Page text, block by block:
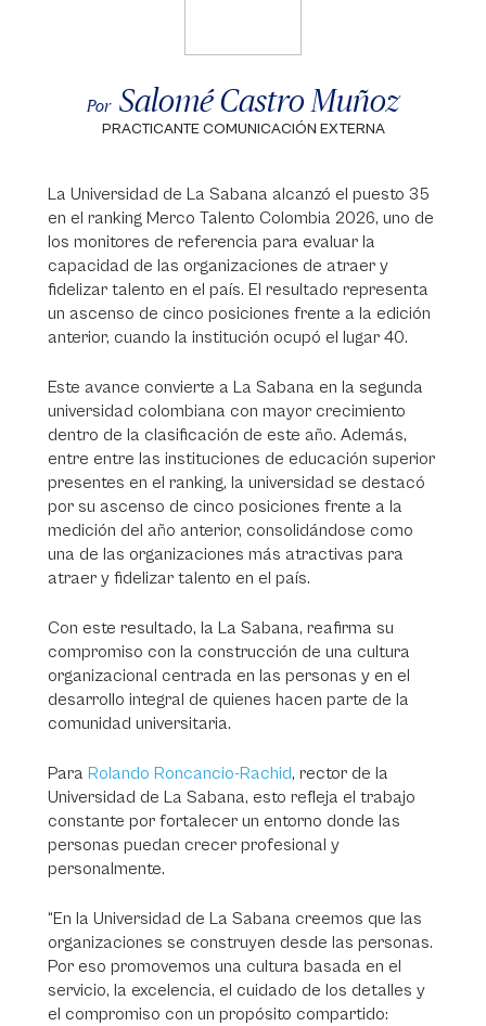
Por Salomé Castro Muñoz
PRACTICANTE COMUNICACIÓN EXTERNA
La Universidad de La Sabana alcanzó el puesto 35
en el ranking Merco Talento Colombia 2026, uno de
los monitores de referencia para evaluar la
capacidad de las organizaciones de atraer y
fidelizar talento en el país. El resultado representa
un ascenso de cinco posiciones frente a la edición
anterior, cuando la institución ocupó el lugar 40.
Este avance convierte a La Sabana en la segunda
universidad colombiana con mayor crecimiento
dentro de la clasificación de este año. Además,
entre entre las instituciones de educación superior
presentes en el ranking, la universidad se destacó
por su ascenso de cinco posiciones frente a la
medición del año anterior, consolidándose como
una de las organizaciones más atractivas para
atraer y fidelizar talento en el país.
Con este resultado, la La Sabana, reafirma su
compromiso con la construcción de una cultura
organizacional centrada en las personas y en el
desarrollo integral de quienes hacen parte de la
comunidad universitaria.
Para Rolando Roncancio-Rachid, rector de la
Universidad de La Sabana, esto refleja el trabajo
constante por fortalecer un entorno donde las
personas puedan crecer profesional y
personalmente.
“En la Universidad de La Sabana creemos que las
organizaciones se construyen desde las personas.
Por eso promovemos una cultura basada en el
servicio, la excelencia, el cuidado de los detalles y
el compromiso con un propósito compartido: